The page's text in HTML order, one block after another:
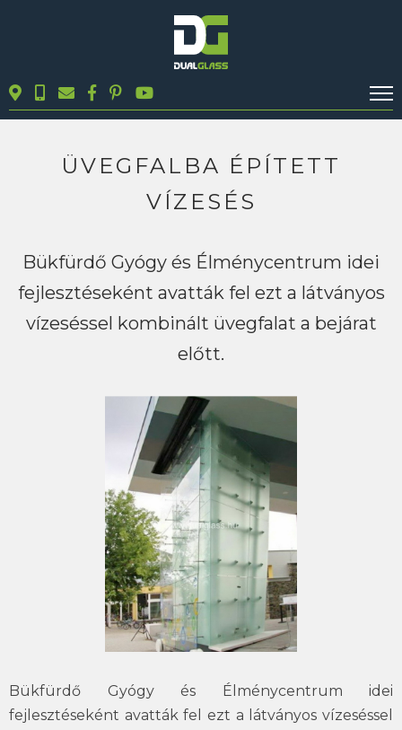
TERMÉKEK
KAPCSOLAT
ÜVEGFALBA ÉPÍTETT
VÍZESÉS
Bükfürdő Gyógy és Élménycentrum idei
fejlesztéseként avatták fel ezt a látványos
vízeséssel kombinált üvegfalat a bejárat
előtt.
Bükfürdő Gyógy és Élménycentrum idei
fejlesztéseként avatták fel ezt a látványos vízeséssel